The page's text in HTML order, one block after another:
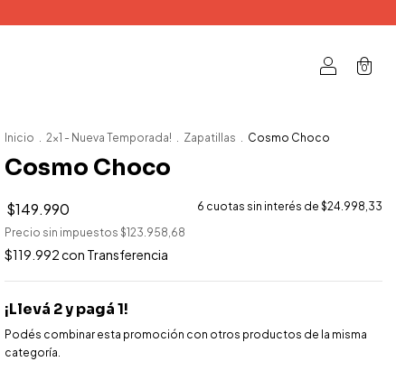
0
Inicio . 2x1 - Nueva Temporada! . Zapatillas . Cosmo Choco
Cosmo Choco
$149.990 6 cuotas sin interés de $24.998,33
Precio sin impuestos $123.958,68
$119.992con Transferencia
¡Llevá 2 y pagá 1!
Podés combinar esta promoción con otros productos de la misma
categoría.